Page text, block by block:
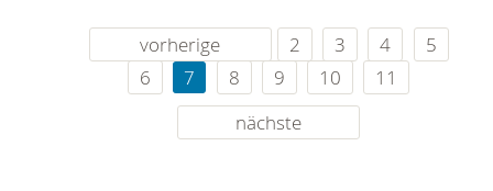
vorherige 2 3 4
5
6
7 8 9 10
11
nächste